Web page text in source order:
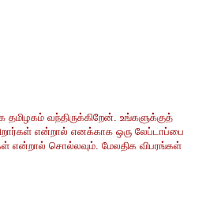
வந்திருக்கிறேன். உங்களுக்குத்
என்றால் எனக்காக ஒரு லேப்டாப்பை
என்றால் சொல்லவும். மேலதிக விபரங்கள்